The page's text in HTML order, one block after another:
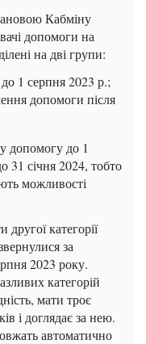
Кабміну
допомоги на
на дві групи:
1 серпня 2023 р.;
допомоги після
допомогу до 1
31 січня 2024, тобто
можливості
категорії
за
2023 року.
категорій
мати троє
і доглядає за нею.
автоматично